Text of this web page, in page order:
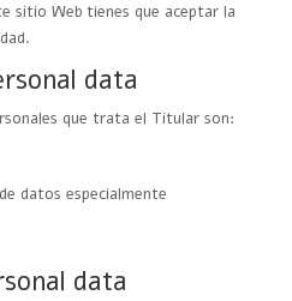
sitio Web tienes que aceptar la
data
que trata el Titular son:
datos especialmente
data